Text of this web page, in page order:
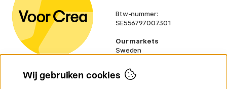
Btw-nummer:
SE556797007301
Our markets
Sweden
Denmark
Finland
Wij gebruiken cookies